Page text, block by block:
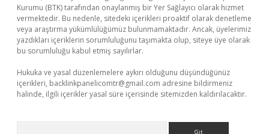
Kurumu (BTK) tarafından onaylanmış bir Yer Sağlayıcı olarak hizmet
vermektedir. Bu nedenle, sitedeki içerikleri proaktif olarak denetleme
veya araştırma yükümlülüğümüz bulunmamaktadır. Ancak, üyelerimiz
yazdıkları içeriklerin sorumluluğunu taşımakta olup, siteye üye olarak
bu sorumluluğu kabul etmiş sayılırlar.
Hukuka ve yasal düzenlemelere aykırı olduğunu düşündüğünüz
içerikleri, backlinkpanelicomtr@gmail.com adresine bildirmeniz
halinde, ilgili içerikler yasal süre içerisinde sitemizden kaldırılacaktır.